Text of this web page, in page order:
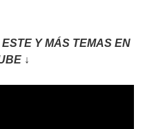
Y MÁS TEMAS EN
↓